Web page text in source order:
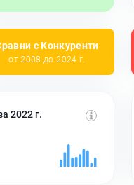
с Конкуренти
от 2008 до 2024 г.
2022 г.